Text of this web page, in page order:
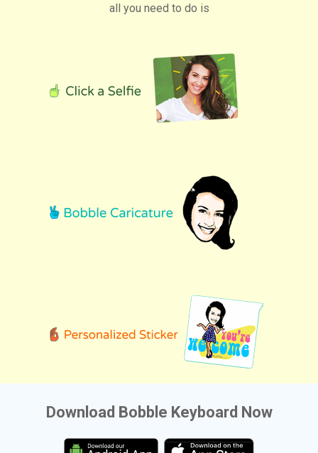
all you need to do is
Download Bobble Keyboard Now